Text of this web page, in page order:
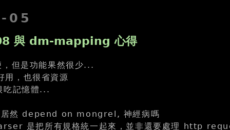
05
與 dm-mapping 心得
但是功能果然很少...
，也很省資源
記憶體...
然 depend on mongrel, 神經病嗎
是把所有規格統一起來，並非還要處理 http